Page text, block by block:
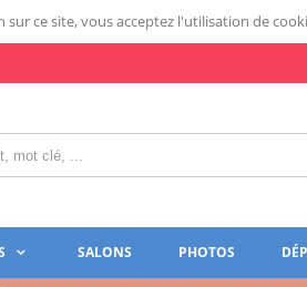
ce site, vous acceptez l'utilisation de
SALONS PHOTOS